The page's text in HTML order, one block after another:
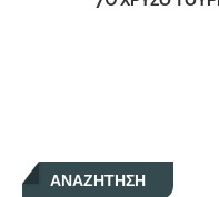
ΑΝΑΖΉΤΗΣΗ